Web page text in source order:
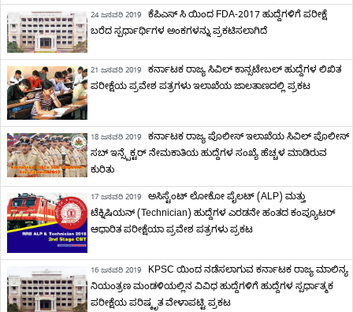
24 ಜನವರಿ 2019
ಕೆಪಿಎಸ್ ಸಿ ಯಿಂದ FDA-2017 ಹುದ್ದೆಗಳಿಗೆ ಪರೀಕ್ಷೆ
ಬರೆದ ಸ್ಪರ್ಧಾರ್ಥಿಗಳ ಅಂಕಗಳನ್ನು ಪ್ರಕಟಿಸಲಾಗಿದೆ
21 ಜನವರಿ 2019
ಕರ್ನಾಟಕ ರಾಜ್ಯ ಸಿವಿಲ್ ಕಾನ್ಸಟೇಬಲ್ ಹುದ್ದೆಗಳ ಲಿಖಿತ
ಪರೀಕ್ಷೆಯ ಪ್ರವೇಶ ಪತ್ರಗಳು ಇಲಾಖೆಯ ಜಾಲತಾಣದಲ್ಲಿ ಪ್ರಕಟ
18 ಜನವರಿ 2019
ಕರ್ನಾಟಕ ರಾಜ್ಯ ಪೊಲೀಸ್ ಇಲಾಖೆಯ ಸಿವಿಲ್ ಪೊಲೀಸ್
ಸಬ್ ಇನ್ಸ್ಪೆಕ್ಟರ್ ನೇಮಕಾತಿಯ ಹುದ್ದೆಗಳ ಸಂಖ್ಯೆ ಹೆಚ್ಚಳ ಮಾಡಿರುವ
ಕುರಿತು
17 ಜನವರಿ 2019
ಅಸಿಸ್ಟೆಂಟ್ ಲೋಕೋ ಪೈಲಟ್ (ALP) ಮತ್ತು
ಟೆಕ್ನಿಷಿಯನ್ (Technician) ಹುದ್ದೆಗಳ ಎರಡನೇ ಹಂತದ ಕಂಪ್ಯೂಟರ್
ಆಧಾರಿತ ಪರೀಕ್ಷೆಯಾ ಪ್ರವೇಶ ಪತ್ರಗಳು ಪ್ರಕಟ
16 ಜನವರಿ 2019
KPSC ಯಿಂದ ನಡೆಸಲಾಗುವ ಕರ್ನಾಟಕ ರಾಜ್ಯ ಮಾಲಿನ್ಯ
ನಿಯಂತ್ರಣ ಮಂಡಳಿಯಲ್ಲಿನ ವಿವಿಧ ಹುದ್ದೆಗಳಿಗೆ ಹುದ್ದೆಗಳ ಸ್ಪರ್ಧಾತ್ಮಕ
ಪರೀಕ್ಷೆಯ ಪರಿಷ್ಕೃತ ವೇಳಾಪಟ್ಟಿ ಪ್ರಕಟ